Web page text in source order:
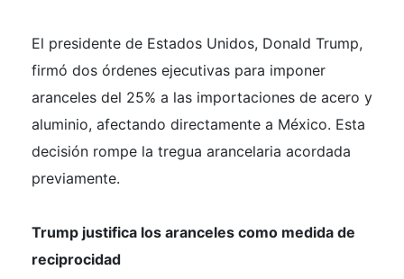
El presidente de Estados Unidos, Donald Trump,
firmó dos órdenes ejecutivas para imponer
aranceles del 25% a las importaciones de acero y
aluminio, afectando directamente a México. Esta
decisión rompe la tregua arancelaria acordada
previamente.
Trump justifica los aranceles como medida de
reciprocidad